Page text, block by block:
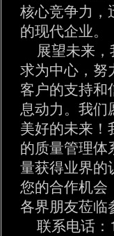
核心竞争力，
的现代企业。
展望未来，
求为中心，努
客户的支持和
息动力。我
美好的未来
的质量管理
量获得业界的
您的合作机会
各界朋友莅临
联系电话：